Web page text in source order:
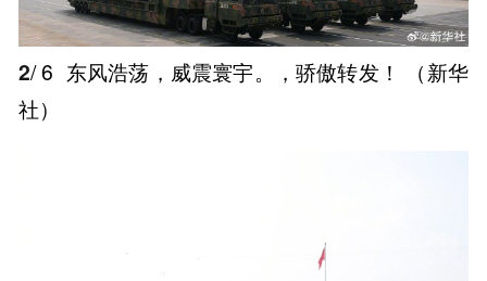
2/ 6 东风浩荡，威震寰宇。，骄傲转发！ ​（新华
社） ​